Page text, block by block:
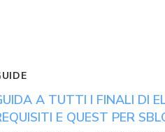
A TUTTI I FINALI DI
E QUEST PER